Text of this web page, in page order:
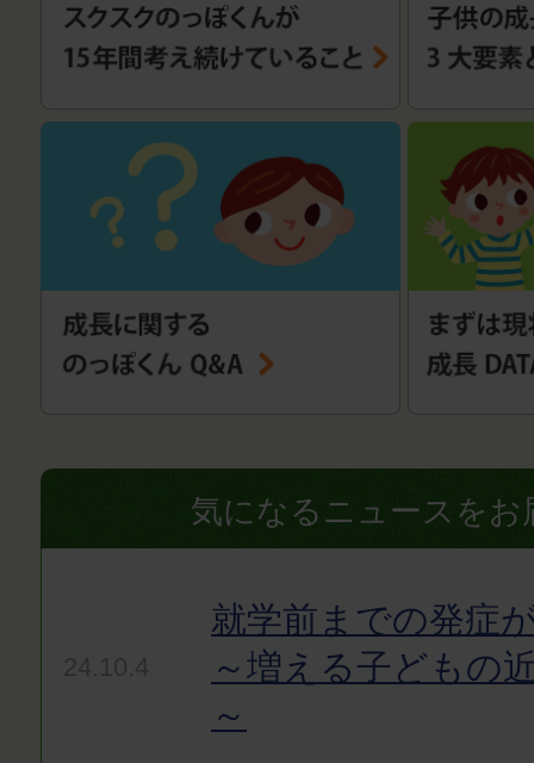
気になるニュースをお
就学前までの発症
～増える子どもの
～